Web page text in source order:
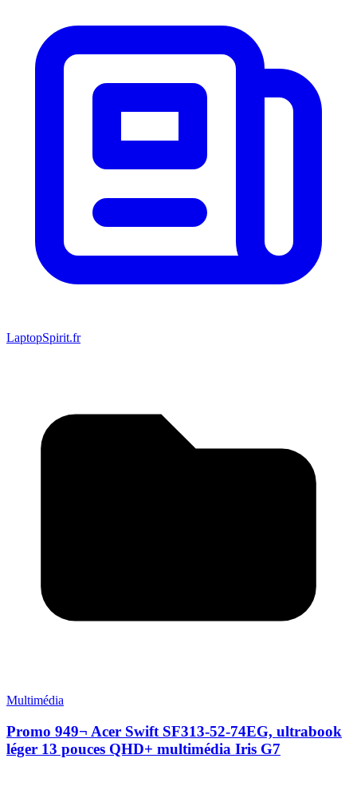
LaptopSpirit.fr
Multimédia
Promo 949¬ Acer Swift SF313-52-74EG, ultrabook
léger 13 pouces QHD+ multimédia Iris G7